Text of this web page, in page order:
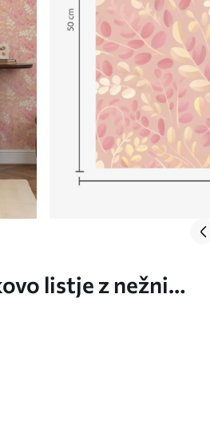
listje z nežnim